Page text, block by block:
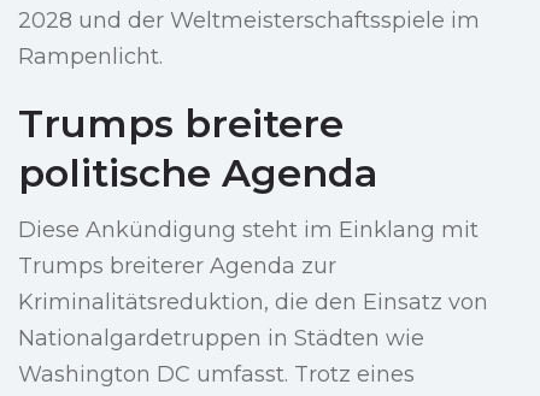
2028 und der Weltmeisterschaftsspiele im
Rampenlicht.
Trumps breitere
politische Agenda
Diese Ankündigung steht im Einklang mit
Trumps breiterer Agenda zur
Kriminalitätsreduktion, die den Einsatz von
Nationalgardetruppen in Städten wie
Washington DC umfasst. Trotz eines